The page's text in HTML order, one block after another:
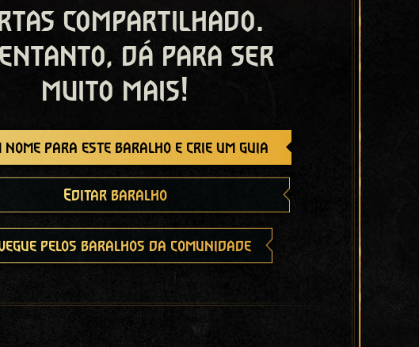
compartilhado.
entanto, dá para ser
muito mais!
nome para este baralho e crie um guia
Editar baralho
pelos baralhos da comunidade